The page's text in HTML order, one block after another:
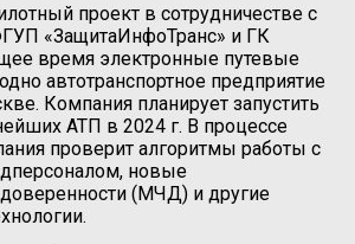
проект в сотрудничестве с
«ЗащитаИнфоТранс» и ГК
время электронные путевые
автотранспортное предприятие
Компания планирует запустить
АТП в 2024 г. В процессе
проверит алгоритмы работы с
новые
(МЧД) и другие